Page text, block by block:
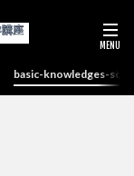
basic-knowledges-